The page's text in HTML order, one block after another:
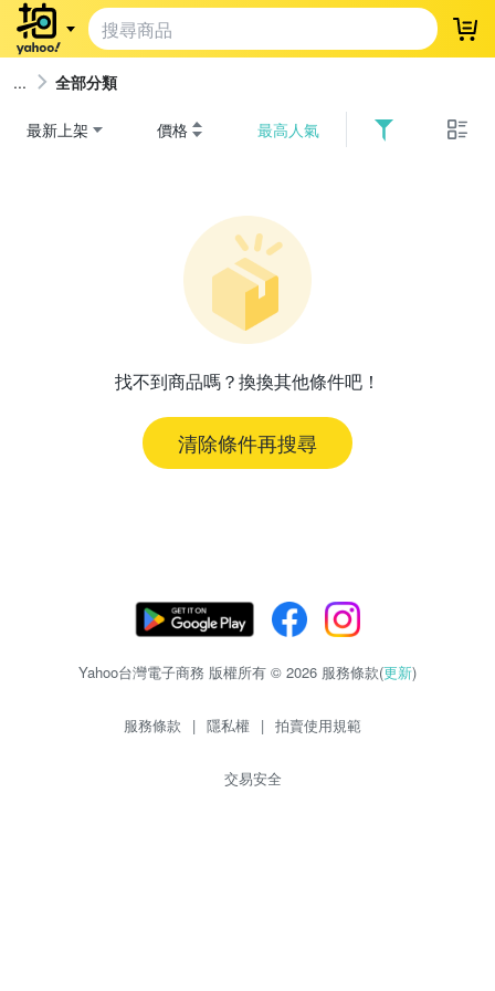
登
全部分類
最新上架 價格 最高人氣
找不到商品嗎？換換其他條件吧！
清除條件再搜尋
Yahoo台灣電子商務 版權所有 © 2026 服務條款(更新)
服務條款 | 隱私權 | 拍賣使用規範
交易安全